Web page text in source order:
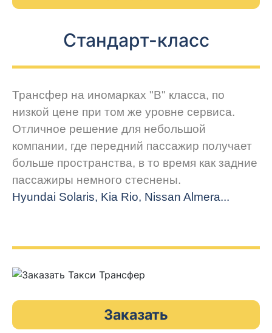
Стандарт-класс
Трансфер на иномарках "В" класса, по
низкой цене при том же уровне сервиса.
Отличное решение для небольшой
компании, где передний пассажир получает
больше пространства, в то время как задние
пассажиры немного стеснены.
Hyundai Solaris, Kia Rio, Nissan Almera...
Заказать